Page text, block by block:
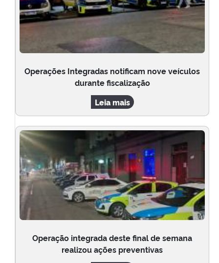
Operações Integradas notificam nove veículos
durante fiscalização
Leia mais
Operação integrada deste final de semana
realizou ações preventivas